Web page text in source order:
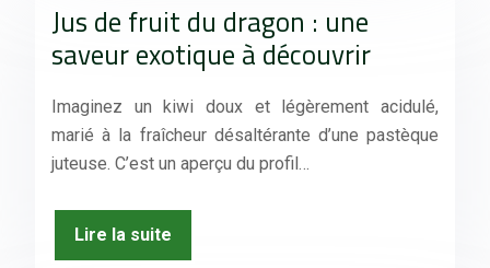
Jus de fruit du dragon : une
saveur exotique à découvrir
Imaginez un kiwi doux et légèrement acidulé,
marié à la fraîcheur désaltérante d’une pastèque
juteuse. C’est un aperçu du profil…
Lire la suite